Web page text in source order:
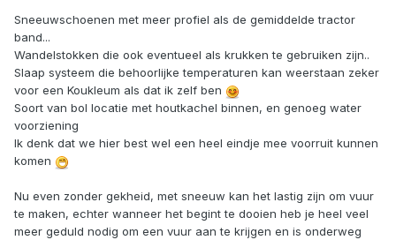
Sneeuwschoenen met meer profiel als de gemiddelde tractor
band...
Wandelstokken die ook eventueel als krukken te gebruiken zijn..
Slaap systeem die behoorlijke temperaturen kan weerstaan zeker
voor een Koukleum als dat ik zelf ben
Soort van bol locatie met houtkachel binnen, en genoeg water
voorziening
Ik denk dat we hier best wel een heel eindje mee voorruit kunnen
komen
Nu even zonder gekheid, met sneeuw kan het lastig zijn om vuur
te maken, echter wanneer het begint te dooien heb je heel veel
meer geduld nodig om een vuur aan te krijgen en is onderweg